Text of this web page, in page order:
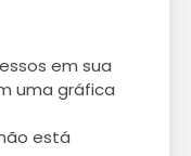
em sua
uma gráfica
está